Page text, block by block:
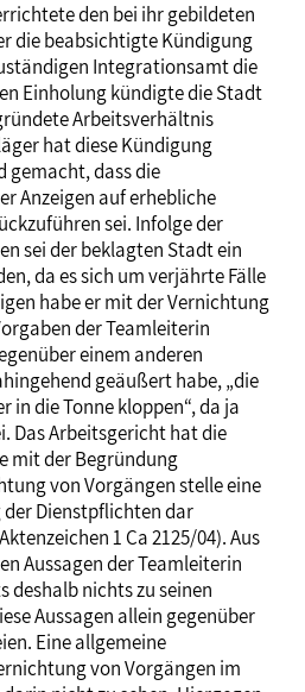
den bei ihr gebildeten
die beabsichtigte Kündigung
Integrationsamt die
Einholung kündigte die Stadt
Arbeitsverhältnis
hat diese Kündigung
gemacht, dass die
Anzeigen auf erhebliche
sei. Infolge der
sei der beklagten Stadt ein
da es sich um verjährte Fälle
habe er mit der Vernichtung
der Teamleiterin
einem anderen
geäußert habe, „die
in die Tonne kloppen“, da ja
Das Arbeitsgericht hat die
mit der Begründung
von Vorgängen stelle eine
Dienstpflichten dar
1 Ca 2125/04). Aus
Aussagen der Teamleiterin
deshalb nichts zu seinen
Aussagen allein gegenüber
Eine allgemeine
von Vorgängen im